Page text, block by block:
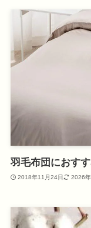
羽毛布団におす
2018年11月24日 2026